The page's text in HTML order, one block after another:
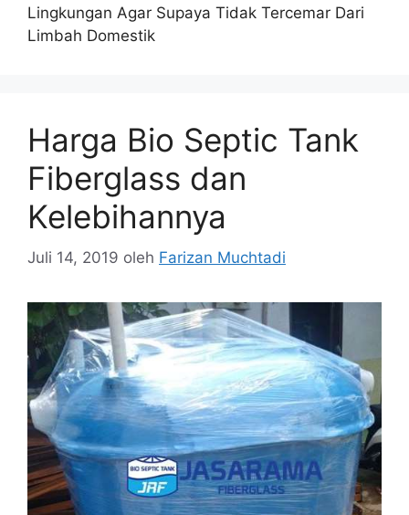
Lingkungan Agar Supaya Tidak Tercemar Dari
Limbah Domestik
Harga Bio Septic Tank
Fiberglass dan
Kelebihannya
Juli 14, 2019 oleh Farizan Muchtadi